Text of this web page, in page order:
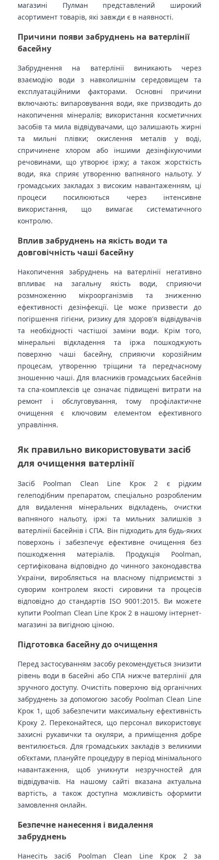
магазині Пулман представлений широкий
асортимент товарів, які завжди є в наявності.
Причини появи забруднень на ватерлінії
басейну
Забруднення на ватерлінії виникають через
взаємодію води з навколишнім середовищем та
експлуатаційними факторами. Основні причини
включають: випаровування води, яке призводить до
накопичення мінералів; використання косметичних
засобів та мила відвідувачами, що залишають жирні
та мильні плівки; окислення металів у воді,
спричинене хлором або іншими дезінфікуючими
речовинами, що утворює іржу; а також жорсткість
води, яка сприяє утворенню вапняного нальоту. У
громадських закладах з високим навантаженням, ці
процеси посилюються через інтенсивне
використання, що вимагає систематичного
контролю.
Вплив забруднень на якість води та
довговічність чаші басейну
Накопичення забруднень на ватерлінії негативно
впливає на загальну якість води, сприяючи
розмноженню мікроорганізмів та зниженню
ефективності дезінфекції. Це може призвести до
погіршення гігієни, ризику для здоров'я відвідувачів
та необхідності частішої заміни води. Крім того,
мінеральні відкладення та іржа пошкоджують
поверхню чаші басейну, сприяючи корозійним
процесам, утворенню тріщини та передчасному
зношенню чаші. Для власників громадських басейнів
та спа-комплексів це означає підвищені витрати на
ремонт і обслуговування, тому профілактичне
очищення є ключовим елементом ефективного
управління.
Як правильно використовувати засіб
для очищення ватерлінії
Засіб Poolman Clean Line Крок 2 є рідким
гелеподібним препаратом, спеціально розробленим
для видалення мінеральних відкладень, очистки
вапняного нальоту, іржі та мильних залишків з
ватерлінії басейнів і СПА. Він підходить для будь-яких
поверхонь і забезпечує ефективне очищення без
пошкодження матеріалів. Продукція Poolman,
сертифікована відповідно до чинного законодавства
України, виробляється на власному підприємстві з
суворим контролем якості сировини та процесів
відповідно до стандартів ISO 9001:2015. Ви можете
купити Poolman Clean Line Крок 2 в нашому інтернет-
магазині за вигідною ціною.
Підготовка басейну до очищення
Перед застосуванням засобу рекомендується знизити
рівень води в басейні або СПА нижче ватерлінії для
зручного доступу. Очистіть поверхню від органічних
забруднень за допомогою засобу Poolman Clean Line
Крок 1, щоб забезпечити максимальну ефективність
Кроку 2. Переконайтеся, що персонал використовує
захисні рукавички та окуляри, а приміщення добре
вентилюється. Для громадських закладів з великими
об'єктами, плануйте процедуру в період мінімального
навантаження, щоб уникнути незручностей для
відвідувачів. На нашому сайті вказана актуальна
вартість, а також доступна можливість оформити
замовлення онлайн.
Безпечне нанесення і видалення
забруднень
Нанесіть засіб Poolman Clean Line Крок 2 за